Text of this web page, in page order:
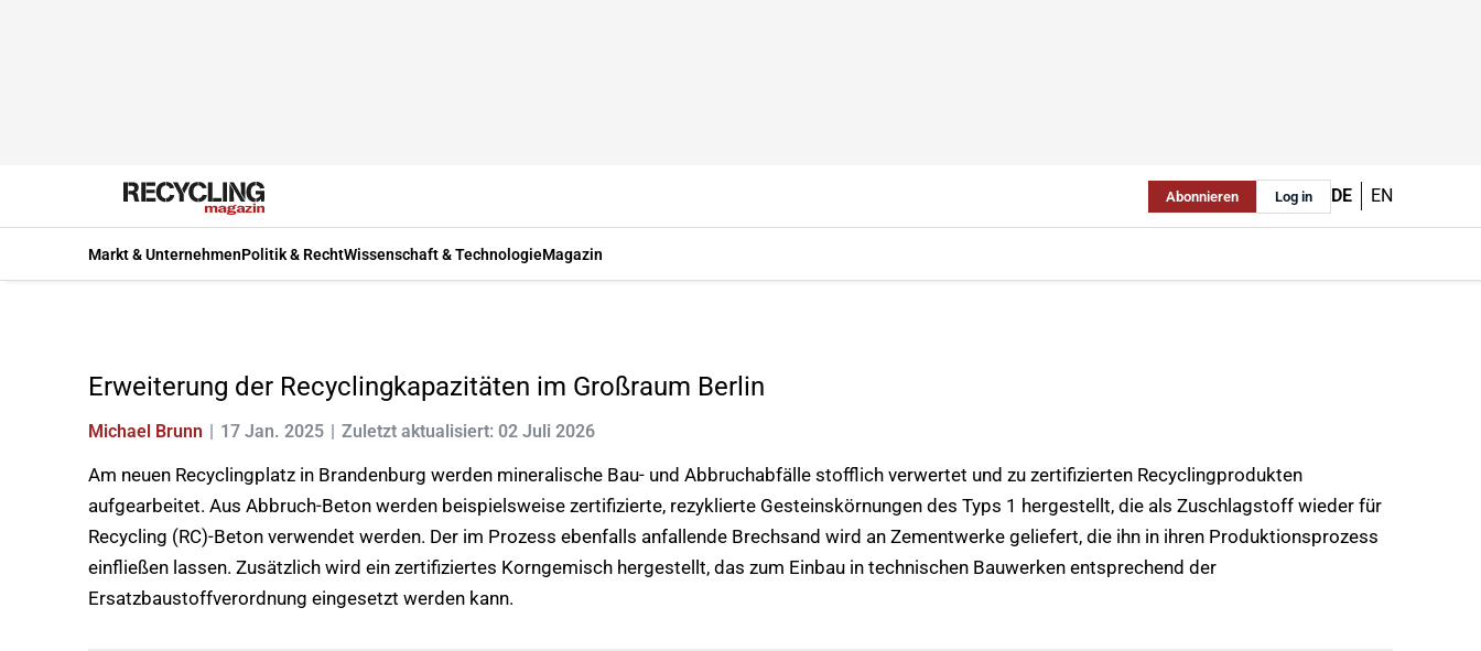
Abonnieren Log in DE EN
Markt & UnternehmenPolitik & RechtWissenschaft & TechnologieMagazin
Erweiterung der Recyclingkapazitäten im Großraum Berlin
Michael Brunn 17 Jan. 2025 Zuletzt aktualisiert: 02 Juli 2026
Am neuen Recyclingplatz in Brandenburg werden mineralische Bau- und Abbruchabfälle stofflich verwertet und zu zertifizierten Recyclingprodukten
aufgearbeitet. Aus Abbruch-Beton werden beispielsweise zertifizierte, rezyklierte Gesteinskörnungen des Typs 1 hergestellt, die als Zuschlagstoff wieder für
Recycling (RC)-Beton verwendet werden. Der im Prozess ebenfalls anfallende Brechsand wird an Zementwerke geliefert, die ihn in ihren Produktionsprozess
einfließen lassen. Zusätzlich wird ein zertifiziertes Korngemisch hergestellt, das zum Einbau in technischen Bauwerken entsprechend der
Ersatzbaustoffverordnung eingesetzt werden kann.